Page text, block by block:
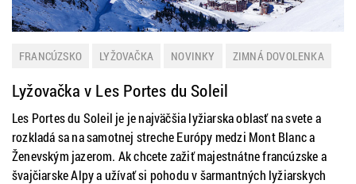
FRANCÚZSKO LYŽOVAČKA NOVINKY ZIMNÁ DOVOLENKA
Lyžovačka v Les Portes du Soleil
Les Portes du Soleil je je najväčšia lyžiarska oblasť na svete a
rozkladá sa na samotnej streche Európy medzi Mont Blanc a
Ženevským jazerom. Ak chcete zažiť majestnátne francúzske a
švajčiarske Alpy a užívať si pohodu v šarmantných lyžiarskych